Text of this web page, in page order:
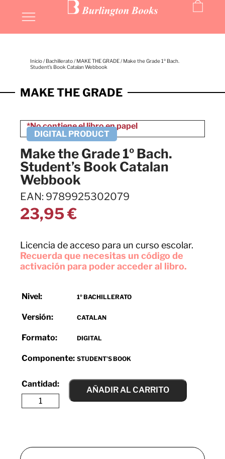
Inicio/ Bachillerato/ MAKE THE GRADE/ Make the Grade 1º Bach.
Student’s Book Catalan Webbook
MAKE THE GRADE
Make the Grade 1º Bach.
Student’s Book Catalan
Webbook
EAN: 9789925302079
23,95€
Licencia de acceso para un curso escolar.
Recuerda que necesitas un código de
activación para poder acceder al libro.
Nivel: 1º BACHILLERATO
Versión: CATALAN
Formato: DIGITAL
Componente: STUDENT'S BOOK
AÑADIR AL CARRITO